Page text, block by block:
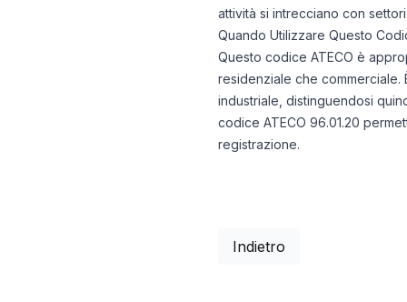
attività si intrecciano con
Quando Utilizzare Questo
Questo codice ATECO è
residenziale che
industriale, distinguendosi
codice ATECO 96.01.20
registrazione.
Indietro